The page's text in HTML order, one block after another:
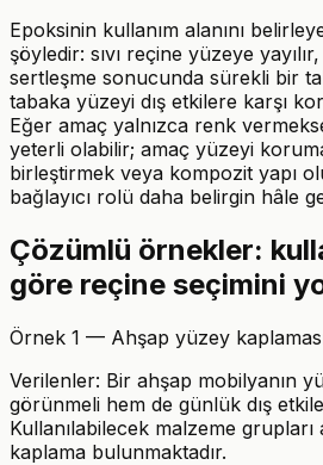
Epoksinin kullanım alanını
şöyledir: sıvı reçine yüzeye
sertleşme sonucunda sürekli bir
tabaka yüzeyi dış etkilere karşı
Eğer amaç yalnızca renk
yeterli olabilir; amaç yüzeyi
birleştirmek veya kompozit yapı
bağlayıcı rolü daha belirgin hâle
Çözümlü örnekler:
göre reçine seçimini
Örnek 1 — Ahşap yüzey
Verilenler: Bir ahşap mobilyanın
görünmeli hem de günlük dış
Kullanılabilecek malzeme grupları
kaplama bulunmaktadır.